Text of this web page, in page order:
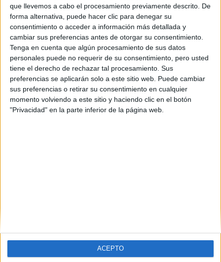
que llevemos a cabo el procesamiento previamente descrito. De
forma alternativa, puede hacer clic para denegar su
consentimiento o acceder a información más detallada y
cambiar sus preferencias antes de otorgar su consentimiento.
Tenga en cuenta que algún procesamiento de sus datos
personales puede no requerir de su consentimiento, pero usted
tiene el derecho de rechazar tal procesamiento. Sus
preferencias se aplicarán solo a este sitio web. Puede cambiar
sus preferencias o retirar su consentimiento en cualquier
momento volviendo a este sitio y haciendo clic en el botón
"Privacidad" en la parte inferior de la página web.
ACEPTO
Inicia sesiónoregístratepara enviar comentarios